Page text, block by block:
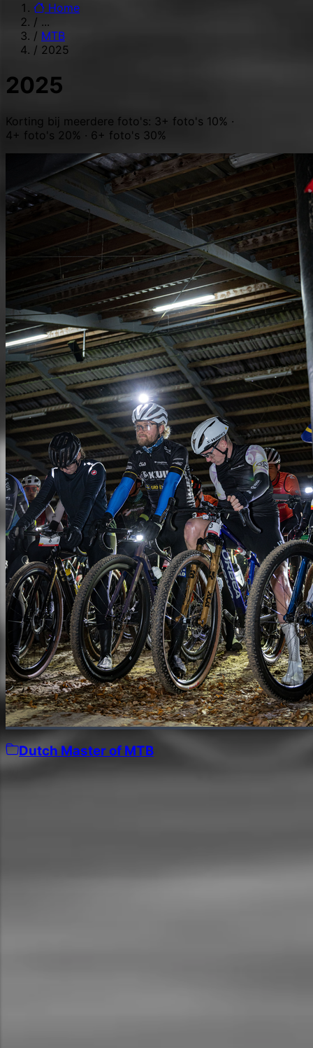
Home
/ ...
/ MTB
/ 2025
2025
Korting bij meerdere foto's: 3+ foto's 10% ·
4+ foto's 20% · 6+ foto's 30%
Dutch Master of MTB